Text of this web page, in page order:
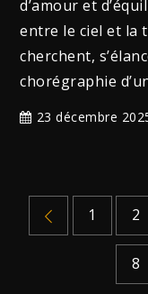
d’amour et
entre le ciel et la
cherchent,
chorégraphie
23 décembre
1 2
8